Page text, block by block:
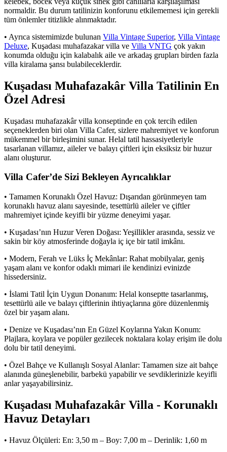
normaldir. Bu durum tatilinizin konforunu etkilememesi için gerekli
tüm önlemler titizlikle alınmaktadır.
• Ayrıca sistemimizde bulunan Villa Vintage Superior, Villa Vintage
Deluxe, Kuşadası muhafazakar villa ve Villa VNTG çok yakın
konumda olduğu için kalabalık aile ve arkadaş grupları birden fazla
villa kiralama şansı bulabileceklerdir.
Kuşadası Muhafazakâr Villa Tatilinin En
Özel Adresi
Kuşadası muhafazakâr villa konseptinde en çok tercih edilen
seçeneklerden biri olan Villa Cafer, sizlere mahremiyet ve konforun
mükemmel bir birleşimini sunar. Helal tatil hassasiyetleriyle
tasarlanan villamız, aileler ve balayı çiftleri için eksiksiz bir huzur
alanı oluşturur.
Villa Cafer’de Sizi Bekleyen Ayrıcalıklar
• Tamamen Korunaklı Özel Havuz: Dışarıdan görünmeyen tam
korunaklı havuz alanı sayesinde, tesettürlü aileler ve çiftler
mahremiyet içinde keyifli bir yüzme deneyimi yaşar.
• Kuşadası’nın Huzur Veren Doğası: Yeşillikler arasında, sessiz ve
sakin bir köy atmosferinde doğayla iç içe bir tatil imkânı.
• Modern, Ferah ve Lüks İç Mekânlar: Rahat mobilyalar, geniş
yaşam alanı ve konfor odaklı mimari ile kendinizi evinizde
hissedersiniz.
• İslami Tatil İçin Uygun Donanım: Helal konseptte tasarlanmış,
tesettürlü aile ve balayı çiftlerinin ihtiyaçlarına göre düzenlenmiş
özel bir yaşam alanı.
• Denize ve Kuşadası’nın En Güzel Koylarına Yakın Konum:
Plajlara, koylara ve popüler gezilecek noktalara kolay erişim ile dolu
dolu bir tatil deneyimi.
• Özel Bahçe ve Kullanışlı Sosyal Alanlar: Tamamen size ait bahçe
alanında güneşlenebilir, barbekü yapabilir ve sevdiklerinizle keyifli
anlar yaşayabilirsiniz.
Kuşadası Muhafazakâr Villa - Korunaklı
Havuz Detayları
• Havuz Ölçüleri: En: 3,50 m – Boy: 7,00 m – Derinlik: 1,60 m